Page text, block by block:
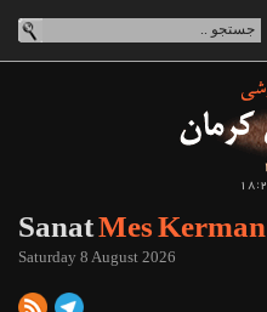
SanatMes Kerman
Saturday 8 August 2026